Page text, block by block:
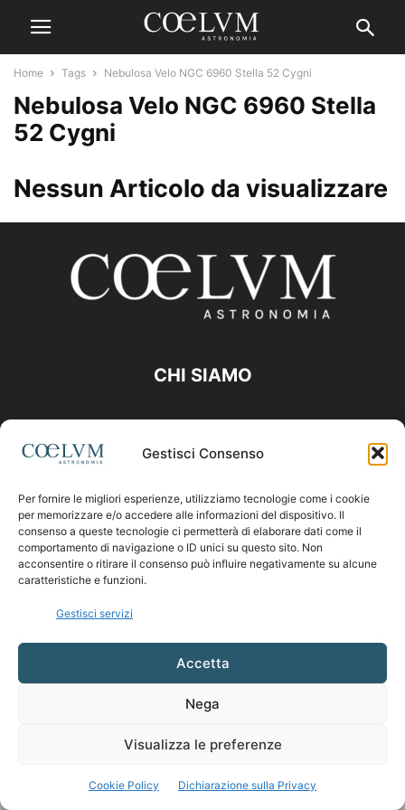
Gestisci Consenso
Per fornire le migliori esperienze, utilizziamo tecnologie come i cookie
per memorizzare e/o accedere alle informazioni del dispositivo. Il
consenso a queste tecnologie ci permetterà di elaborare dati come il
comportamento di navigazione o ID unici su questo sito. Non
acconsentire o ritirare il consenso può influire negativamente su alcune
caratteristiche e funzioni.
Gestisci servizi
Accetta
Nega
Visualizza le preferenze
Cookie Policy Dichiarazione sulla Privacy
Home Tags Nebulosa Velo NGC 6960 Stella 52 Cygni
Nebulosa Velo NGC 6960 Stella
52 Cygni
Nessun Articolo da visualizzare
CHI SIAMO